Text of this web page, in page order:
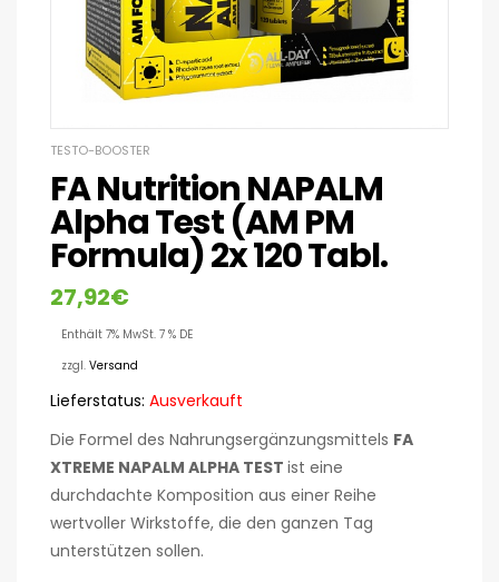
TESTO-BOOSTER
FA Nutrition NAPALM
Alpha Test (AM PM
Formula) 2x 120 Tabl.
27,92€
Enthält 7% MwSt. 7 % DE
zzgl. Versand
Lieferstatus: Ausverkauft
Die Formel des Nahrungsergänzungsmittels FA
XTREME NAPALM ALPHA TEST ist eine
durchdachte Komposition aus einer Reihe
wertvoller Wirkstoffe, die den ganzen Tag
unterstützen sollen.